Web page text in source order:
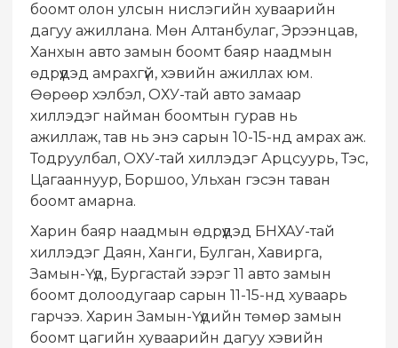
боомт олон улсын нислэгийн хуваарийн
дагуу ажиллана. Мөн Алтанбулаг, Эрээнцав,
Ханхын авто замын боомт баяр наадмын
өдрүүдэд амрахгүй, хэвийн ажиллах юм.
Өөрөөр хэлбэл, ОХУ-тай авто замаар
хиллэдэг найман боомтын гурав нь
ажиллаж, тав нь энэ сарын 10-15-нд амрах аж.
Тодруулбал, ОХУ-тай хиллэдэг Арцсуурь, Тэс,
Цагааннуур, Боршоо, Ульхан гэсэн таван
боомт амарна.
Харин баяр наадмын өдрүүдэд БНХАУ-тай
хиллэдэг Даян, Ханги, Булган, Хавирга,
Замын-Үүд, Бургастай зэрэг 11 авто замын
боомт долоодугаар сарын 11-15-нд хуваарь
гарчээ. Харин Замын-Үүдийн төмөр замын
боомт цагийн хуваарийн дагуу хэвийн